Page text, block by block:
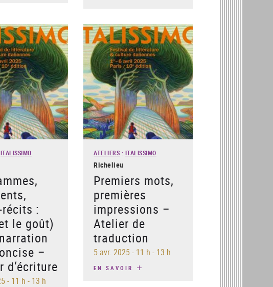
ITALISSIMO
:
le goût)
–
d‘écriture
- 11 h - 13 h
ATELIERS : ITALISSIMO
Richelieu
Premiers mots,
premières
impressions –
Atelier de
traduction
5 avr. 2025- 11 h - 13 h
EN SAVOIR